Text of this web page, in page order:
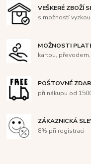
VEŠKERÉ ZBOŽÍ
s možností
MOŽNOSTI
kartou,
POŠTOVNÉ
při nákupu od
ZÁKAZNICKÁ
8% při registraci